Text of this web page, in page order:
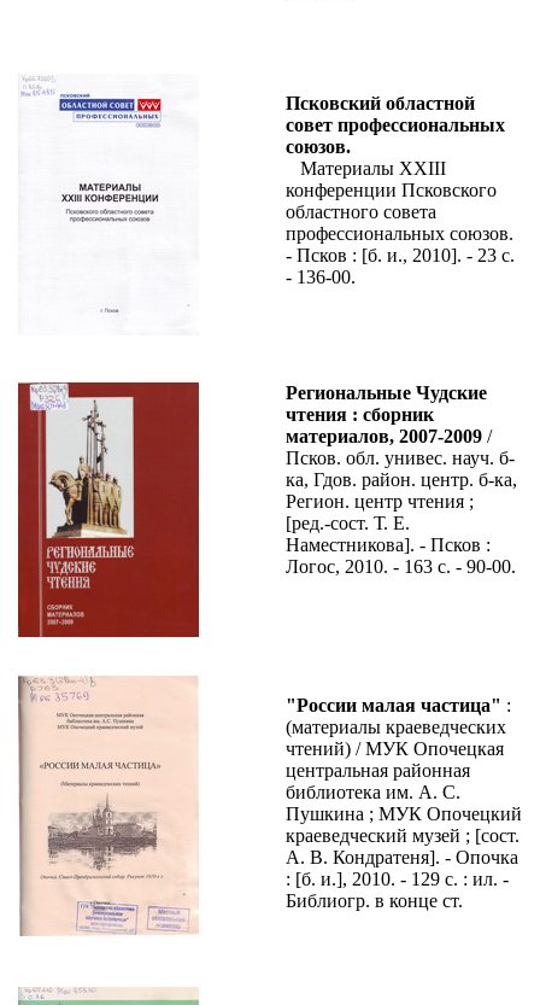
Псковский областной
совет профессиональных
союзов.
Материалы XXIII
конференции Псковского
областного совета
профессиональных союзов.
- Псков : [б. и., 2010]. - 23 с.
- 136-00.
Региональные Чудские
чтения : сборник
материалов, 2007-2009 /
Псков. обл. унивес. науч. б-
ка, Гдов. район. центр. б-ка,
Регион. центр чтения ;
[ред.-сост. Т. Е.
Наместникова]. - Псков :
Логос, 2010. - 163 с. - 90-00.
"России малая частица" :
(материалы краеведческих
чтений) / МУК Опочецкая
центральная районная
библиотека им. А. С.
Пушкина ; МУК Опочецкий
краеведческий музей ; [сост.
А. В. Кондратеня]. - Опочка
: [б. и.], 2010. - 129 с. : ил. -
Библиогр. в конце ст.